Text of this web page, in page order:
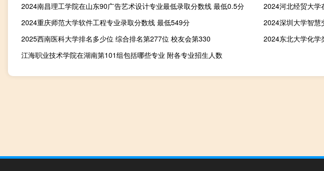
2024南昌理工学院在山东90广告艺术设计专业最低录取分数线 最低0.5分
2024河北经贸大学
2024重庆师范大学软件工程专业录取分数线 最低549分
2024深圳大学智慧
2025西南医科大学排名多少位 综合排名第277位 校友会第330
2024东北大学化学
江海职业技术学院在湖南第101组包括哪些专业 附各专业招生人数